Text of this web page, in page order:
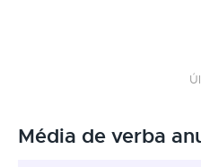
Média de verba